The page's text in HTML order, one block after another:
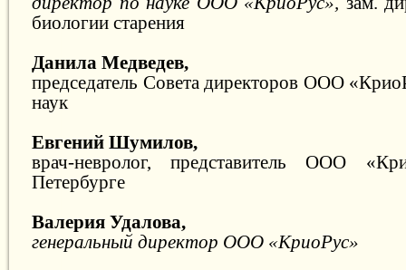
биологии старения
Данила Медведев,
председатель Совета директоров ООО
наук
Евгений Шумилов,
врач-невролог, представитель ООО
Петербурге
Валерия Удалова,
генеральный директор ООО «КриоРус»